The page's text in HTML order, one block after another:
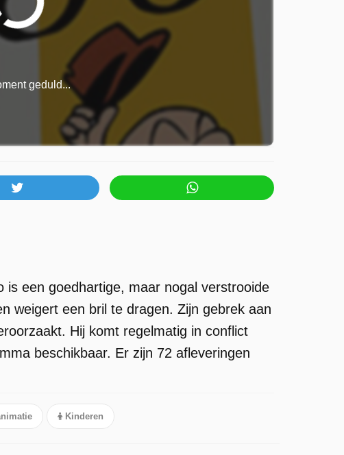
geduld...
een goedhartige, maar nogal verstrooide
weigert een bril te dragen. Zijn gebrek aan
Hij komt regelmatig in conflict
beschikbaar. Er zijn 72 afleveringen
Kinderen